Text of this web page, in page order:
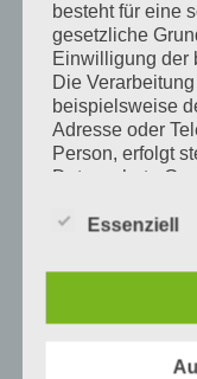
Am 30.06.22
der Verkehrswacht
Seniorinnen und
Posted by: ChMi // Berichte
besteht für eine
gesetzliche
Einwilligung der
Die
beispielsweise
Adresse oder
Person, erfolgt
Datenschutz-
Unternehmen
und Zweck der
verarbeiteten
mittels dieser
Essenziell